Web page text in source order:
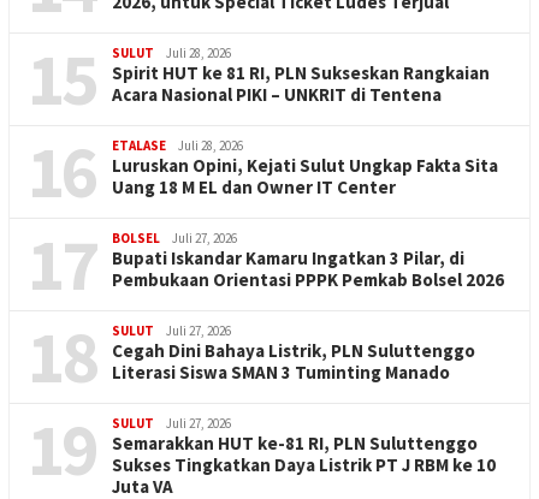
15 SULUT Juli 28, 2026
Spirit HUT ke 81 RI, PLN Sukseskan Rangkaian
Acara Nasional PIKI – UNKRIT di Tentena
16 ETALASE Juli 28, 2026
Luruskan Opini, Kejati Sulut Ungkap Fakta Sita
Uang 18 M EL dan Owner IT Center
17 BOLSEL Juli 27, 2026
Bupati Iskandar Kamaru Ingatkan 3 Pilar, di
Pembukaan Orientasi PPPK Pemkab Bolsel 2026
18 SULUT Juli 27, 2026
Cegah Dini Bahaya Listrik, PLN Suluttenggo
Literasi Siswa SMAN 3 Tuminting Manado
19 SULUT Juli 27, 2026
Semarakkan HUT ke-81 RI, PLN Suluttenggo
Sukses Tingkatkan Daya Listrik PT J RBM ke 10
Juta VA